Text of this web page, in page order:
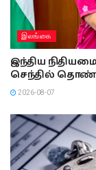
இலங்கை
இந்திய
செந்தில்
2026-08-07